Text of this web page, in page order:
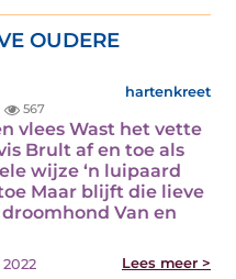
OUDERE
hartenkreet
567
vlees Wast het vette
Brult af en toe als
wijze ‘n luipaard
Maar blijft die lieve
Van en
Lees meer >